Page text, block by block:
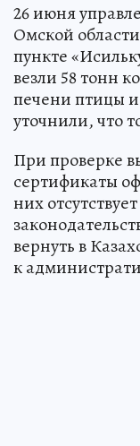
26 июня
Омской
пункте
везли 58 тонн
печени птицы
уточнили, что
При проверке
сертификаты
них
вернуть в
к